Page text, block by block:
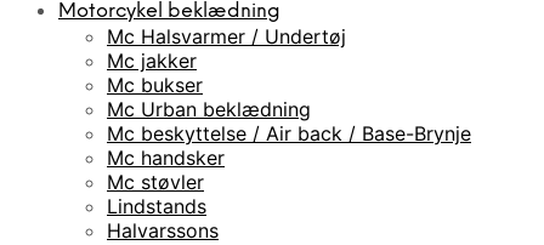
Motorcykel beklædning
Mc Halsvarmer / Undertøj
Mc jakker
Mc bukser
Mc Urban beklædning
Mc beskyttelse / Air back / Base-Brynje
Mc handsker
Mc støvler
Lindstands
Halvarssons